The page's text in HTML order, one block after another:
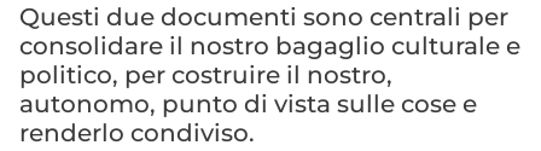
Questi due documenti sono centrali per
consolidare il nostro bagaglio culturale e
politico, per costruire il nostro,
autonomo, punto di vista sulle cose e
renderlo condiviso.